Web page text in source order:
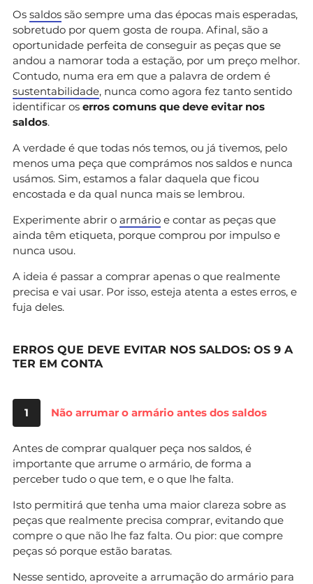
Os saldos são sempre uma das épocas mais esperadas,
sobretudo por quem gosta de roupa. Afinal, são a
oportunidade perfeita de conseguir as peças que se
andou a namorar toda a estação, por um preço melhor.
Contudo, numa era em que a palavra de ordem é
sustentabilidade, nunca como agora fez tanto sentido
identificar os erros comuns que deve evitar nos
saldos.
A verdade é que todas nós temos, ou já tivemos, pelo
menos uma peça que comprámos nos saldos e nunca
usámos. Sim, estamos a falar daquela que ficou
encostada e da qual nunca mais se lembrou.
Experimente abrir o armário e contar as peças que
ainda têm etiqueta, porque comprou por impulso e
nunca usou.
A ideia é passar a comprar apenas o que realmente
precisa e vai usar. Por isso, esteja atenta a estes erros, e
fuja deles.
ERROS QUE DEVE EVITAR NOS SALDOS: OS 9 A
TER EM CONTA
1 Não arrumar o armário antes dos saldos
Antes de comprar qualquer peça nos saldos, é
importante que arrume o armário, de forma a
perceber tudo o que tem, e o que lhe falta.
Isto permitirá que tenha uma maior clareza sobre as
peças que realmente precisa comprar, evitando que
compre o que não lhe faz falta. Ou pior: que compre
peças só porque estão baratas.
Nesse sentido, aproveite a arrumação do armário para